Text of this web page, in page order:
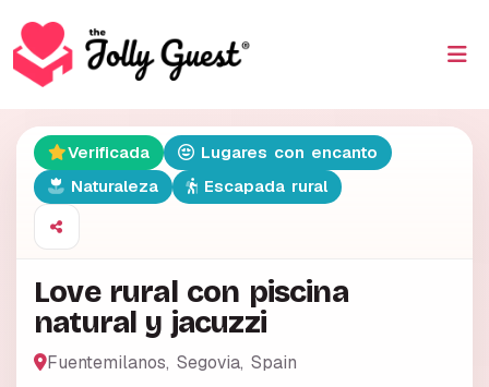
Verificada
Lugares con encanto
Naturaleza
Escapada rural
Love rural con piscina
natural y jacuzzi
Fuentemilanos, Segovia, Spain